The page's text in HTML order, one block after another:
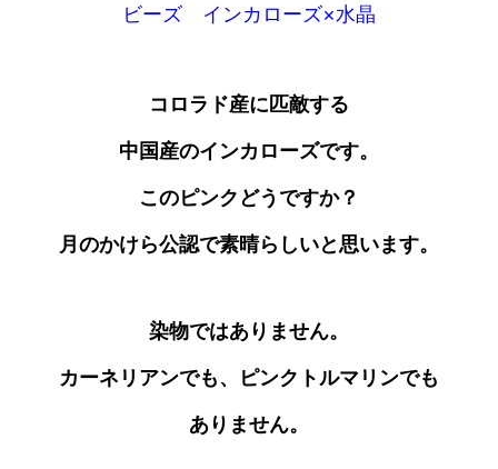
ビーズ インカローズ×水晶
コロラド産に匹敵する
中国産のインカローズです。
このピンクどうですか？
月のかけら公認で素晴らしいと思います。
染物ではありません。
カーネリアンでも、ピンクトルマリンでも
ありません。